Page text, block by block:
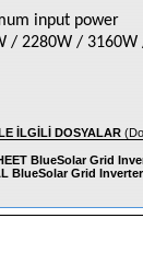
input power
/ 2280W /
İLGİLİ DOSYALAR
BlueSolar Grid
BlueSolar Grid Inverter